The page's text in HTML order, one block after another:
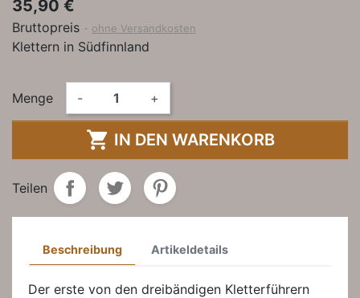
35,90 €
Bruttopreis ohne Versandkosten
Klettern in Südfinnland
Menge - +
 IN DEN WARENKORB
Teilen
Beschreibung Artikeldetails
Der erste von den dreibändigen Kletterführern